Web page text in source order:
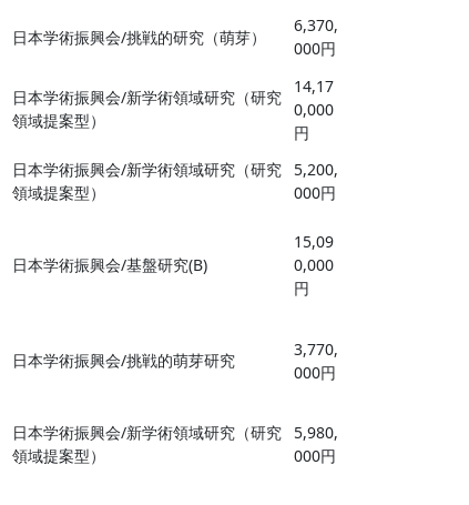
日本学術振興会/挑戦的研究（萌芽）
6,370,
000円
日本学術振興会/新学術領域研究（研究
領域提案型）
14,17
0,000
円
日本学術振興会/新学術領域研究（研究
領域提案型）
5,200,
000円
日本学術振興会/基盤研究(B)
15,09
0,000
円
日本学術振興会/挑戦的萌芽研究
3,770,
000円
日本学術振興会/新学術領域研究（研究
領域提案型）
5,980,
000円